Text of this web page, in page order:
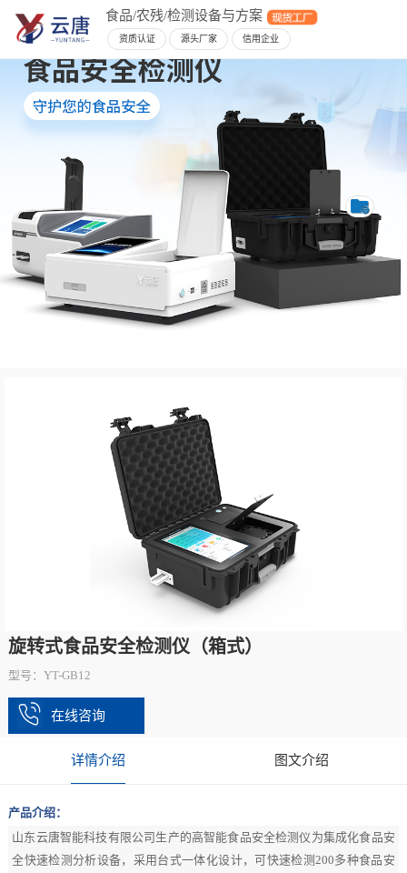
食品/农残/检测设备与方案
资质认证 源头厂家 信用企业
旋转式食品安全检测仪（箱式）
型号：YT-GB12
在线咨询
详情介绍 图文介绍
产品介绍：
山东云唐智能科技有限公司生产的高智能食品安全检测仪为集成化食品安
全快速检测分析设备，采用台式一体化设计，可快速检测200多种食品安